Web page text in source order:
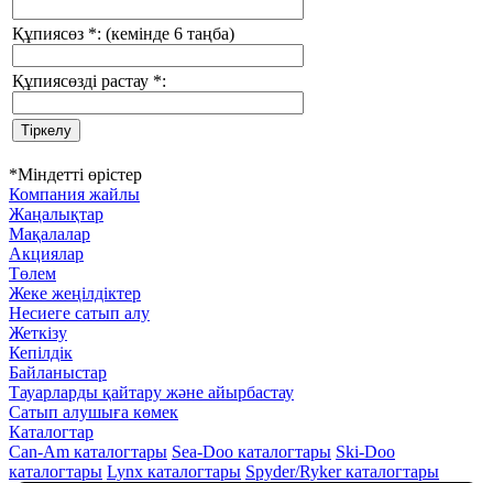
Құпиясөз *: (кемінде 6 таңба)
Құпиясөзді растау *:
*Міндетті өрістер
Компания жайлы
Жаңалықтар
Мақалалар
Акциялар
Төлем
Жеке жеңілдіктер
Несиеге сатып алу
Жеткізу
Кепілдік
Байланыстар
Тауарларды қайтару және айырбастау
Сатып алушыға көмек
Каталогтар
Can-Am каталогтары Sea-Doo каталогтары Ski-Doo
каталогтары Lynx каталогтары Spyder/Ryker каталогтары